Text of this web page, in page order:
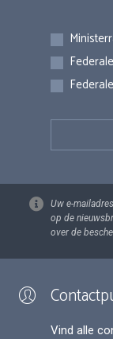
Uw e-
op de
over de
Vind alle